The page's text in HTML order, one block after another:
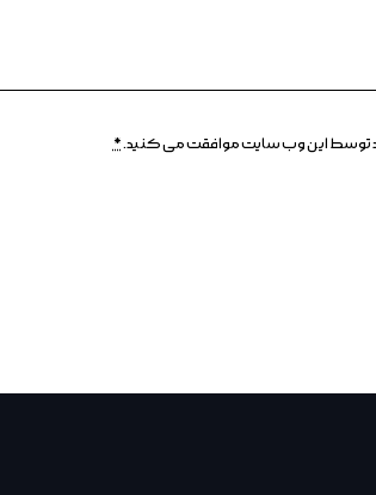
خود توسط این وب سایت موافقت می کنید.*